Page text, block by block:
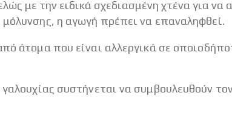
με την ειδικά σχεδιασμένη χτένα για να
η αγωγή πρέπει να επαναληφθεί.
άτομα που είναι αλλεργικά σε
συστήνεται να συμβουλευθούν